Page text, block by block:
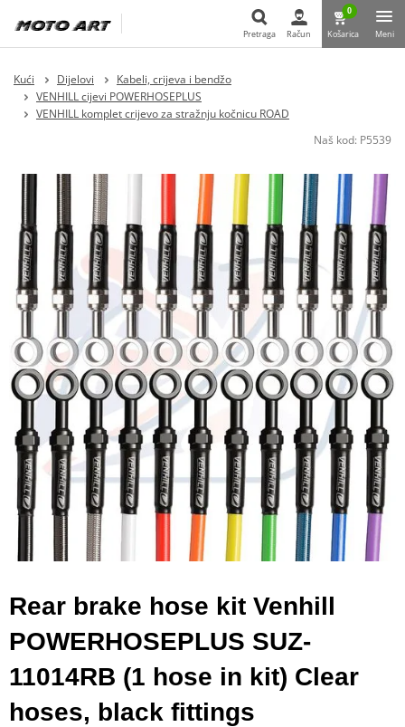
Pretraga Račun
0
Košarica Meni
Kući Dijelovi
Kabeli, crijeva i bendžo
VENHILL cijevi POWERHOSEPLUS
VENHILL komplet crijevo za stražnju kočnicu ROAD
Naš kod: P5539
Rear brake hose kit Venhill
POWERHOSEPLUS SUZ-
11014RB (1 hose in kit) Clear
hoses, black fittings